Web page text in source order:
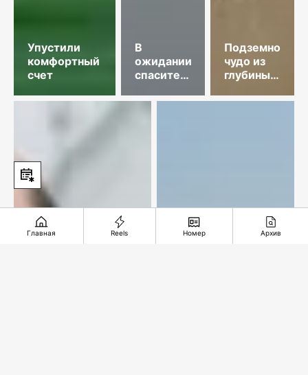
Упустили
комфортный
счет
В
ожидании
спасительного
Подземное
чудо из
глубины
Главная Reels Номер Архив